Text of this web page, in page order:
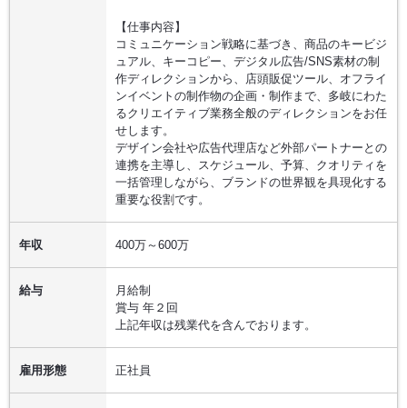
【仕事内容】
コミュニケーション戦略に基づき、商品のキービジ
ュアル、キーコピー、デジタル広告/SNS素材の制
作ディレクションから、店頭販促ツール、オフライ
ンイベントの制作物の企画・制作まで、多岐にわた
るクリエイティブ業務全般のディレクションをお任
せします。
デザイン会社や広告代理店など外部パートナーとの
連携を主導し、スケジュール、予算、クオリティを
一括管理しながら、ブランドの世界観を具現化する
重要な役割です。
年収 400万～600万
給与
月給制
賞与 年２回
上記年収は残業代を含んでおります。
雇用形態 正社員